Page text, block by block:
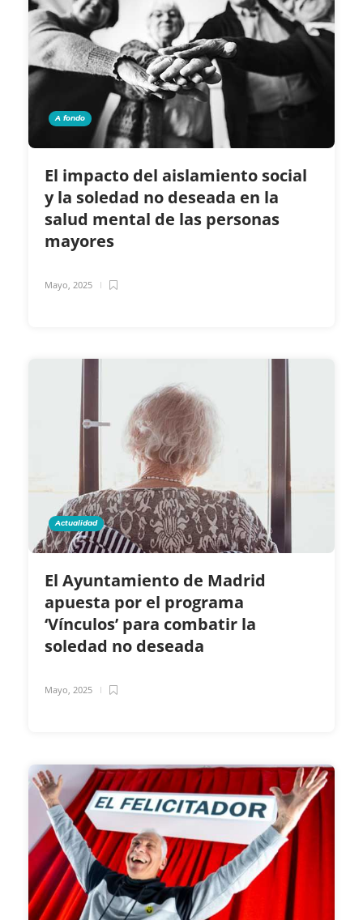
A fondo
El impacto del aislamiento social
y la soledad no deseada en la
salud mental de las personas
mayores
Mayo, 2025
Actualidad
El Ayuntamiento de Madrid
apuesta por el programa
‘Vínculos’ para combatir la
soledad no deseada
Mayo, 2025